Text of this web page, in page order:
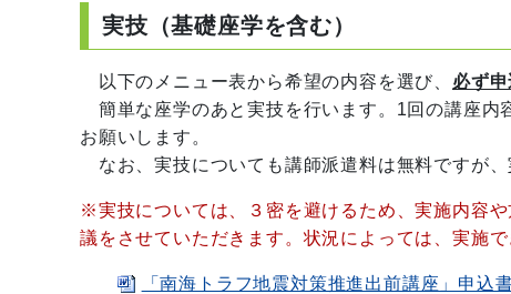
実技（基礎座学を含む）
以下のメニュー表から希望の内容を選び、 必ず
簡単な座学のあと実技を行います。1回の講座内
お願いします。
なお、実技についても講師派遣料は無料ですが、
※実技については、３密を避けるため、実施内容
議をさせていただきます。状況によっては、実施
「南海トラフ地震対策推進出前講座」申込